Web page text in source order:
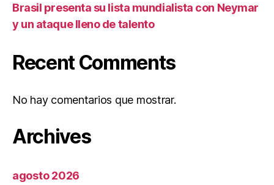
Brasil presenta su lista mundialista con Neymar
y un ataque lleno de talento
Recent Comments
No hay comentarios que mostrar.
Archives
agosto 2026